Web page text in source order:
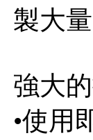
製大
強大
•使用